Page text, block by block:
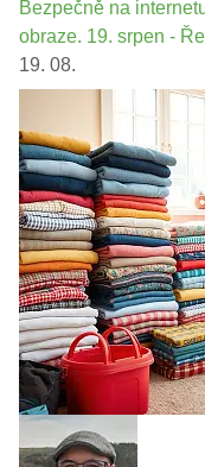
Bezpečně na
obraze. 19. srpen -
19. 08.